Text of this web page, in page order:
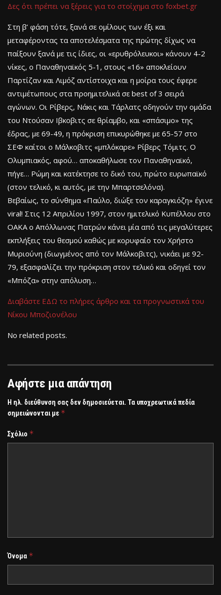
Δες ότι πρέπει να ξέρεις για το στοίχημα στο foxbet.gr
Στη β’ φάση τότε, ξανά σε ομίλους των έξι και
μεταφέροντας τα αποτελέσματα της πρώτης δίχως να
παίξουν ξανά με τις ίδιες, οι «ερυθρόλευκοι» κάνουν 4-2
νίκες, ο Παναθηναϊκός 5-1, στους «16» αποκλείουν
Παρτίζαν και Λιμόζ αντίστοιχα και η μοίρα τους έφερε
αντιμέτωπους στα προημιτελικά σε best of 3 σειρά
αγώνων. Οι Ρίβερς, Νάκις και Τάρλατς οδηγούν την ομάδα
του Ντούσαν Ιβκοβιτς σε θρίαμβο, και «σπάσιμο» της
έδρας, με 69-49, η πρόκριση επικυρώθηκε με 65-57 στο
ΣΕΦ καίτοι ο Μάλκοβιτς «μπλόκαρε» Ρίβερς Τόμιτς. Ο
Ολυμπιακός, αφού… αποκαθήλωσε τον Παναθηναϊκό,
πήγε… Ρώμη και κατέκτησε το δικό του, πρώτο ευρωπαϊκό
(στον τελικό, κι αυτός, με την Μπαρτσελόνα).
Βεβαίως, το σύνθημα «Παύλο, διώξε τον καραγκιόζη» έγινε
viral! Στις 12 Απριλίου 1997, στον ημιτελικό Κυπέλλου στο
ΟΑΚΑ ο Απόλλωνας Πατρών κάνει μία από τις μεγαλύτερες
εκπλήξεις του θεσμού καθώς με κορυφαίο τον Χρήστο
Μυριούνη (διωγμένος από τον Μάλκοβιτς), νικάει με 92-
79, εξασφαλίζει την πρόκριση στον τελικό και οδηγεί τον
«Μπόζα» στην απόλυση…
Διαβάστε ΕΔΩ το πλήρες άρθρο και τα προγνωστικά του
Νίκου Μποζιονέλου
No related posts.
Αφήστε μια απάντηση
Η ηλ. διεύθυνση σας δεν δημοσιεύεται. Τα υποχρεωτικά πεδία
σημειώνονται με *
Σχόλιο *
Όνομα *